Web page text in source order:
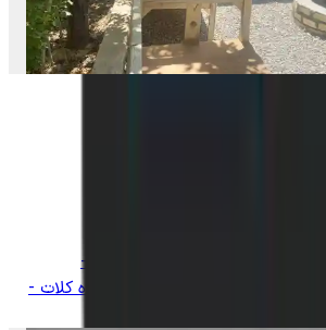
کلات
بومگردی روستای چهارراه کلات -
اجاره بومگردی روستای چهارراه کلات -